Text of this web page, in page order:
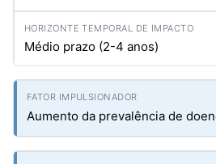
Médio prazo (2-4 anos)
Aumento da prevalência de